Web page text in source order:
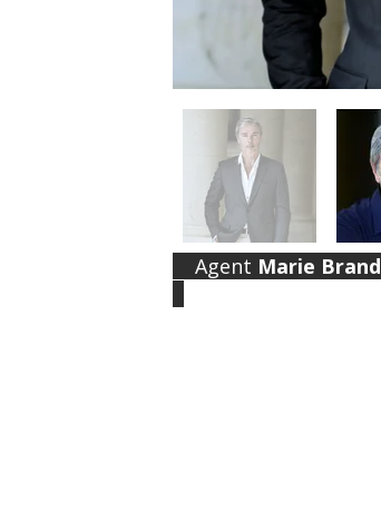
Agent Marie Brand